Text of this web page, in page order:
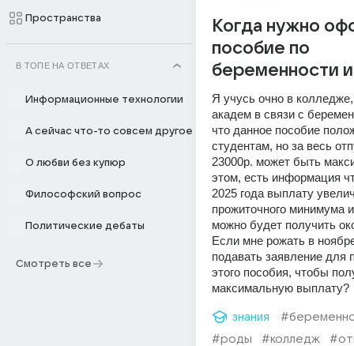
Пространства
В ТОПЕ НА ОТВЕТАХ
Информационные технологии
А сейчас что-то совсем другое
О любви без купюр
Философский вопрос
Политические дебаты
Смотреть все
Когда нужно
пособие по
беременности
Я учусь очно в
академ в связи с
что данное пособие
студентам, но за весь
23000р. может быть
этом, есть информация
2025 года выплату
прожиточного минимума
можно будет получить
Если мне рожать в
подавать заявление для
этого пособия, чтобы
максимальную выплату?
знания
#роды
#колледж